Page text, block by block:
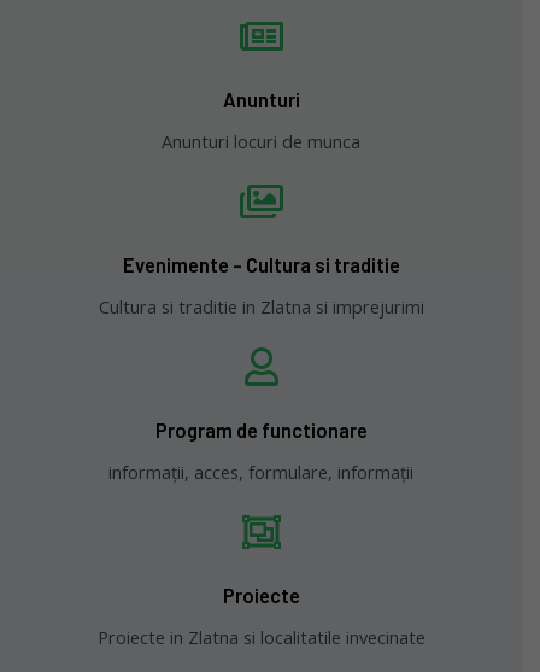
Anunturi
Anunturi locuri de munca
Evenimente - Cultura si traditie
Cultura si traditie in Zlatna si imprejurimi
Program de functionare
informații, acces, formulare, informații
Proiecte
Proiecte in Zlatna si localitatile invecinate